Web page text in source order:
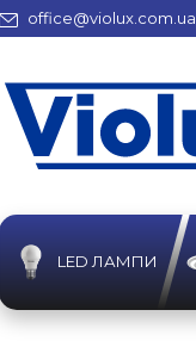
office@violux.com.ua
LED ЛАМПИ